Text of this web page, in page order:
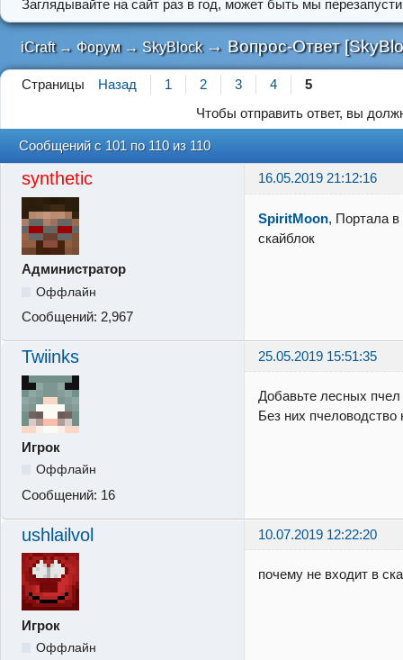
Заглядывайте на сайт раз в год, может быть мы
iCraft → Форум → SkyBlock → Вопрос-Ответ
Страницы Назад 1 2 3 4
5
Чтобы отправить ответ, вы
Сообщений с 101 по 110 из 110
synthetic 16.05.2019 21:12:16
Администратор
Оффлайн
Сообщений: 2,967
SpiritMoon, Портала в
скайблок
Twiinks 25.05.2019 15:51:35
Игрок
Оффлайн
Сообщений: 16
Добавьте лесных
Без них пчеловодство
ushlailvol 10.07.2019 12:22:20
Игрок
Оффлайн
почему не входит в